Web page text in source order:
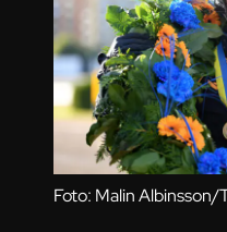
Foto: Malin Albinsson/